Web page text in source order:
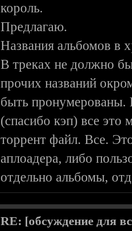
король.
Предлагаю.
Названия альбомов в
В треках не должно
прочих названий
быть пронумерованы.
(спасибо кэп) все это
торрент файл. Все.
аплоадера, либо
отдельно альбомы,
RE: [обсуждение для